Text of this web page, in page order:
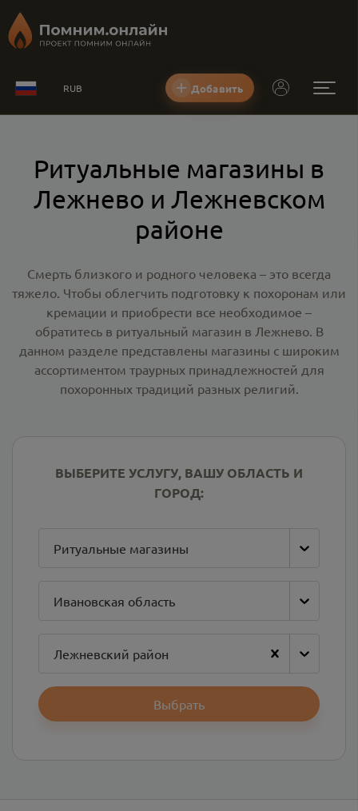
RUB Добавить
Ритуальные магазины в
Лежнево и Лежневском
районе
Смерть близкого и родного человека – это всегда
тяжело. Чтобы облегчить подготовку к похоронам или
кремации и приобрести все необходимое –
обратитесь в ритуальный магазин в Лежнево. В
данном разделе представлены магазины с широким
ассортиментом траурных принадлежностей для
похоронных традиций разных религий.
ВЫБЕРИТЕ УСЛУГУ, ВАШУ ОБЛАСТЬ И
ГОРОД:
Ритуальные магазины
Ивановская область
Лежневский район
Выбрать